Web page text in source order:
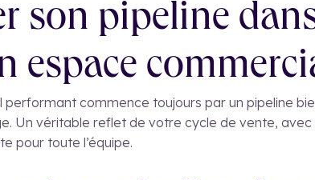
son pipeline
espace
commence toujours par un pipeline
Un véritable reflet de votre cycle de vente,
pour toute l’équipe.